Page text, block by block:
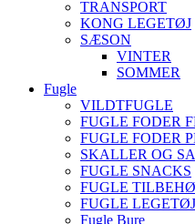
TRANSPORT
KONG LEGETØJ
SÆSON
VINTER
SOMMER
Fugle
VILDTFUGLE
FUGLE FODER
FUGLE FODER
SKALLER OG
FUGLE SNACKS
FUGLE
FUGLE LEGETØJ
Fugle Bure